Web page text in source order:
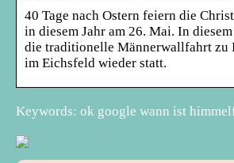
40 Tage nach Ostern feiern die
in diesem Jahr am 26. Mai. In
die traditionelle Männerwallfahrt zu
im Eichsfeld wieder statt.
Keywords: ok google wann ist